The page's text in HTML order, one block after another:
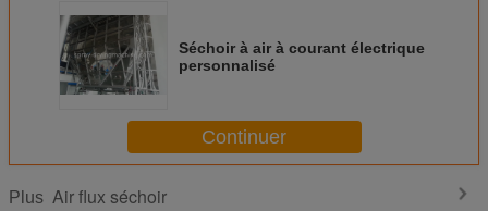
Séchoir à air à courant électrique
personnalisé
Continuer
Plus Air flux séchoir